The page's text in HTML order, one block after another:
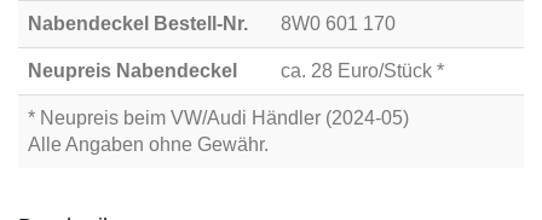
Nabendeckel Bestell-Nr. 8W0 601 170
Neupreis Nabendeckel ca. 28 Euro/Stück *
* Neupreis beim VW/Audi Händler (2024-05)
Alle Angaben ohne Gewähr.